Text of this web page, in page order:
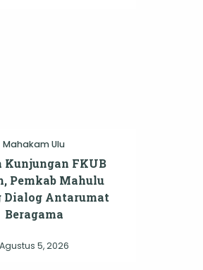
Mahakam Ulu
Kunjungan FKUB
Pemkab Mahulu
Dialog Antarumat
Beragama
Agustus 5, 2026